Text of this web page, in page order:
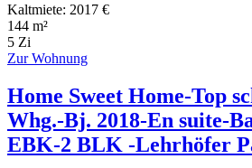
Kaltmiete: 2017 €
144 m²
5 Zi
Zur Wohnung
Home Sweet Home-Top
Whg.-Bj. 2018-En suite-
EBK-2 BLK -Lehrhöfer